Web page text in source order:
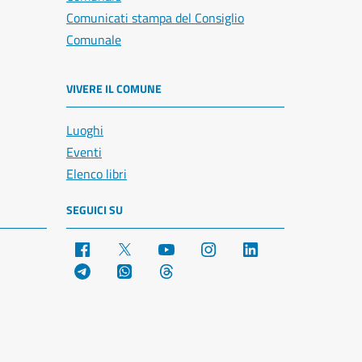
Comunicati stampa del Consiglio
Comunale
VIVERE IL COMUNE
Luoghi
Eventi
Elenco libri
SEGUICI SU
Facebook YouTube Instagram
Telegram WhatsApp